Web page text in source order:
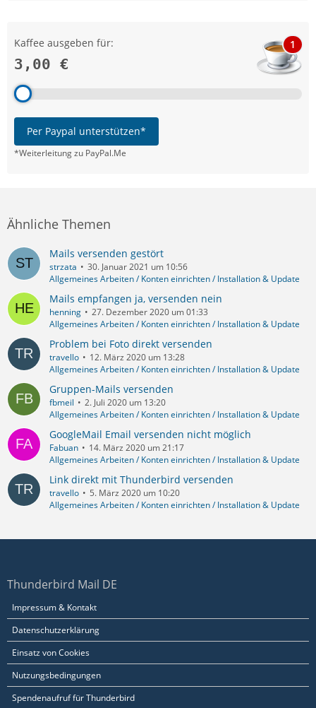
Kaffee ausgeben für:
3,00 €
1
Per Paypal unterstützen*
*Weiterleitung zu PayPal.Me
Ähnliche Themen
Mails versenden gestört
strzata
30. Januar 2021 um 10:56
Allgemeines Arbeiten / Konten einrichten / Installation & Update
Mails empfangen ja, versenden nein
henning
27. Dezember 2020 um 01:33
Allgemeines Arbeiten / Konten einrichten / Installation & Update
Problem bei Foto direkt versenden
travello
12. März 2020 um 13:28
Allgemeines Arbeiten / Konten einrichten / Installation & Update
Gruppen-Mails versenden
fbmeil
2. Juli 2020 um 13:20
Allgemeines Arbeiten / Konten einrichten / Installation & Update
GoogleMail Email versenden nicht möglich
Fabuan
14. März 2020 um 21:17
Allgemeines Arbeiten / Konten einrichten / Installation & Update
Link direkt mit Thunderbird versenden
travello
5. März 2020 um 10:20
Allgemeines Arbeiten / Konten einrichten / Installation & Update
Thunderbird Mail DE
Impressum & Kontakt
Datenschutzerklärung
Einsatz von Cookies
Nutzungsbedingungen
Spendenaufruf für Thunderbird